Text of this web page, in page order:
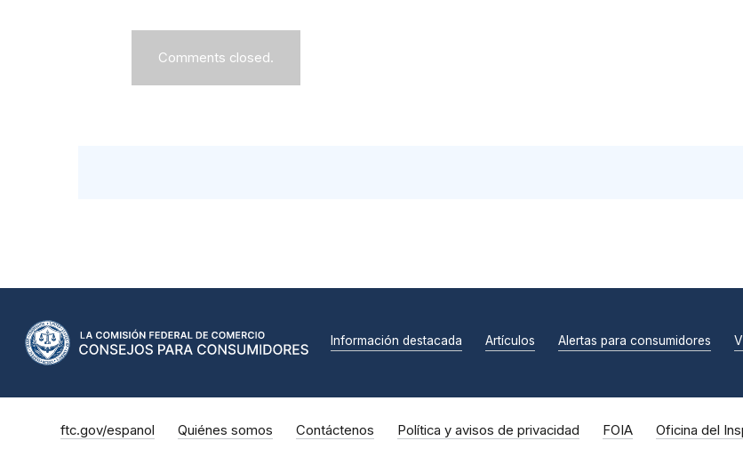
Comments closed.
Información destacada Artículos Alertas para consumidores
ftc.gov/espanol Quiénes somos Contáctenos Política y avisos de privacidad FOIA Oficina del